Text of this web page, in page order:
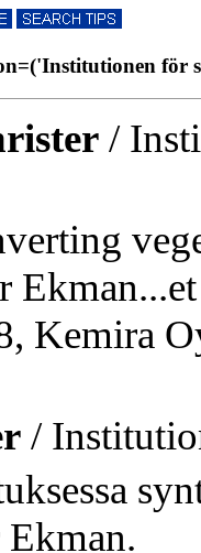
för
/
Kemira
/
Ekman.